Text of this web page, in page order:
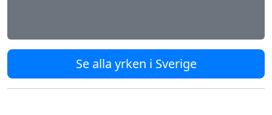
Se alla yrken i Sverige